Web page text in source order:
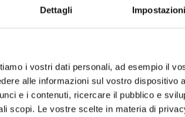
Dettagli
i vostri dati personali, ad esempio il
alle informazioni sul vostro dispositivo
e i contenuti, ricercare il pubblico e
scopi. Le vostre scelte in materia di